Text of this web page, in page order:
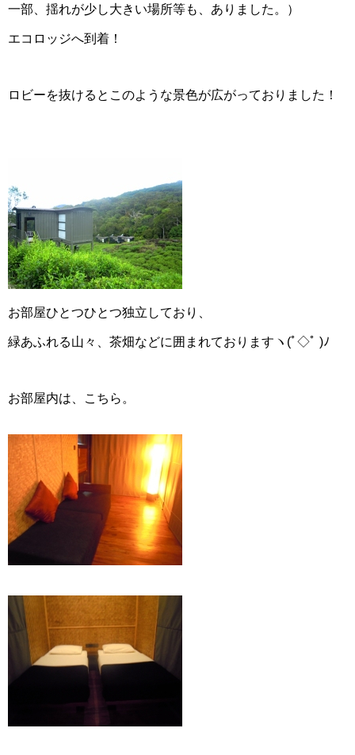
一部、揺れが少し大きい場所等も、ありました。）
エコロッジへ到着！
ロビーを抜けるとこのような景色が広がっておりました！
お部屋ひとつひとつ独立しており、
緑あふれる山々、茶畑などに囲まれておりますヽ(ﾟ◇ﾟ )ﾉ
お部屋内は、こちら。